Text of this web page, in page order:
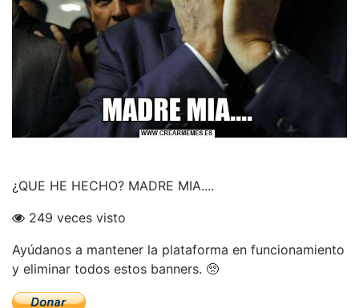
¿QUE HE HECHO? MADRE MIA....
249 veces visto
Ayúdanos a mantener la plataforma en funcionamiento
y eliminar todos estos banners. 🥺